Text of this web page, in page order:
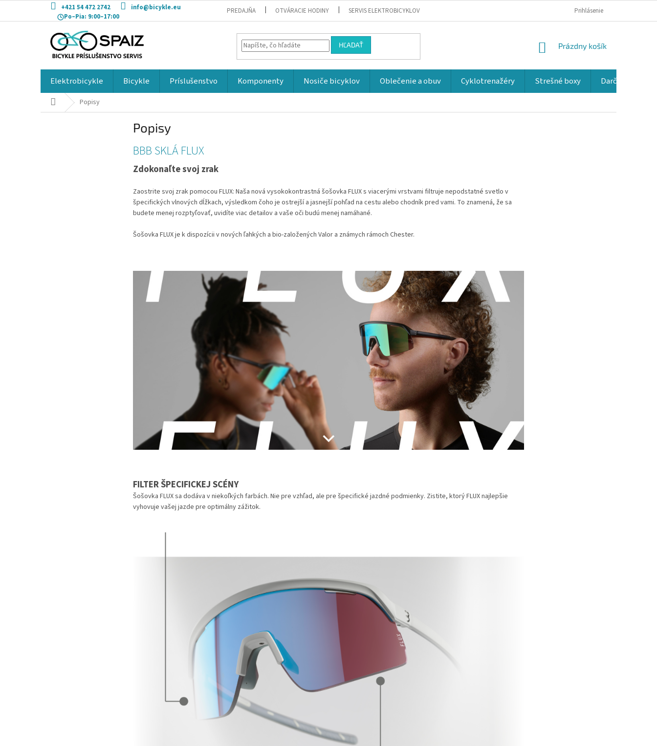
obsah
+421 54 472 2742
info@bicykle.eu
Po–Pia: 9:00–17:00
PREDAJŇA OTVÁRACIE HODINY SERVIS ELEKTROBICYKLOV Prihlásenie
HĽADAŤ
NÁKUPNÝ
Prázdny košík
Elektrobicykle Bicykle Príslušenstvo Komponenty Nosiče bicyklov Oblečenie a obuv Cyklotrenažéry Strešné boxy Darčekové
DomovPopisy
Popisy
V
p
s
č
l
n
BBB SKLÁ FLUX
Zdokonaľte svoj zrak
Zaostrite svoj zrak pomocou FLUX: Naša nová vysokokontrastná šošovka FLUX s viacerými vrstvami filtruje nepodstatné svetlo v
špecifických vlnových dĺžkach, výsledkom čoho je ostrejší a jasnejší pohľad na cestu alebo chodník pred vami. To znamená, že sa
budete menej rozptyľovať, uvidíte viac detailov a vaše oči budú menej namáhané.
Šošovka FLUX je k dispozícii v nových ľahkých a bio-založených Valor a známych rámoch Chester.
FILTER ŠPECIFICKEJ SCÉNY
Šošovka FLUX sa dodáva v niekoľkých farbách. Nie pre vzhľad, ale pre špecifické jazdné podmienky. Zistite, ktorý FLUX najlepšie
vyhovuje vašej jazde pre optimálny zážitok.